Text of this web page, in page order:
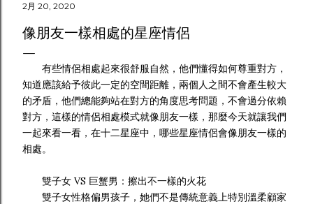
2月 20, 2020
像朋友一樣相處的星座情侶
有些情侶相處起來很舒服自然，他們懂得如何尊重對方，
知道應該給予彼此一定的空間距離，兩個人之間不會產生較大
的矛盾，他們總能夠站在對方的角度思考問題，不會過分依賴
對方，這樣的情侶相處模式就像朋友一樣，那麼今天就讓我們
一起來看一看，在十二星座中，哪些星座情侶會像朋友一樣的
相處。
雙子女 VS 巨蟹男：擦出不一樣的火花
雙子女性格偏男孩子，她們不是傳統意義上特別溫柔顧家